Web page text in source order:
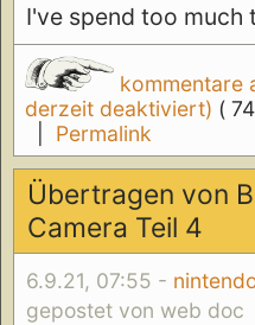
I've spend too much
kommentare
derzeit deaktiviert) (
Permalink
Übertragen von
Camera Teil 4
6.9.21, 07:55 -
gepostet von web doc